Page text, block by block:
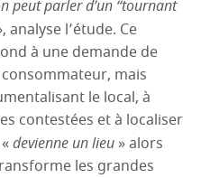
peut parler d’un “tournant
analyse l’étude. Ce
à une demande de
mais
le local, à
contestées et à localiser
devienne un lieu » alors
les grandes